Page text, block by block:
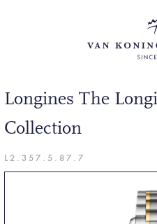
Longines The
Collection
L2.357.5.87.7